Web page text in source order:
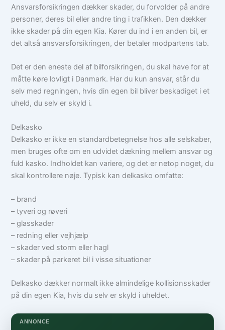
Ansvarsforsikringen dækker skader, du forvolder på andre
personer, deres bil eller andre ting i trafikken. Den dækker
ikke skader på din egen Kia. Kører du ind i en anden bil, er
det altså ansvarsforsikringen, der betaler modpartens tab.
Det er den eneste del af bilforsikringen, du skal have for at
måtte køre lovligt i Danmark. Har du kun ansvar, står du
selv med regningen, hvis din egen bil bliver beskadiget i et
uheld, du selv er skyld i.
Delkasko
Delkasko er ikke en standardbetegnelse hos alle selskaber,
men bruges ofte om en udvidet dækning mellem ansvar og
fuld kasko. Indholdet kan variere, og det er netop noget, du
skal kontrollere nøje. Typisk kan delkasko omfatte:
– brand
– tyveri og røveri
– glasskader
– redning eller vejhjælp
– skader ved storm eller hagl
– skader på parkeret bil i visse situationer
Delkasko dækker normalt ikke almindelige kollisionsskader
på din egen Kia, hvis du selv er skyld i uheldet.
ANNONCE